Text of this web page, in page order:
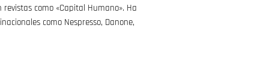
como «Capital Humano». Ha
como Nespresso, Danone,